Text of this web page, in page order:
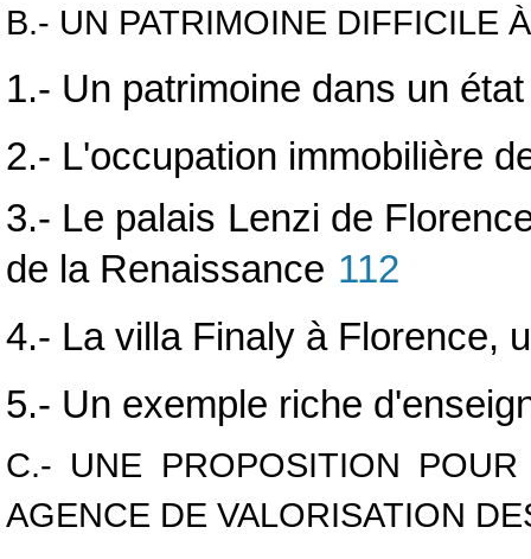
B.- UN PATRIMOINE DIFFICILE
1.- Un patrimoine dans un
2.- L'occupation immobilière
3.- Le palais Lenzi de
de la Renaissance 112
4.- La villa Finaly à Florence,
5.- Un exemple riche
C.- UNE PROPOSITION
AGENCE DE VALORISATION